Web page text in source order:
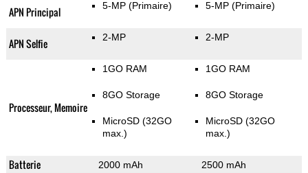
APN Principal 5-MP (Primaire) 5-MP (Primaire)
APN Selfie 2-MP 2-MP
Processeur, Memoire
1GO RAM
8GO Storage
MicroSD (32GO
max.)
1GO RAM
8GO Storage
MicroSD (32GO
max.)
Batterie 2000 mAh 2500 mAh